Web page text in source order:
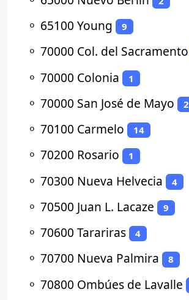
⚬ 65100 Young 9
⚬ 70000 Col. del Sacramento
⚬ 70000 Colonia 1
⚬ 70000 San José de Mayo 2
⚬ 70100 Carmelo 14
⚬ 70200 Rosario 1
⚬ 70300 Nueva Helvecia 4
⚬ 70500 Juan L. Lacaze 9
⚬ 70600 Tarariras 4
⚬ 70700 Nueva Palmira 8
⚬ 70800 Ombúes de Lavalle